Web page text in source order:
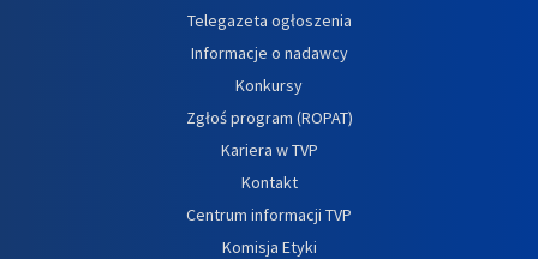
Telegazeta ogłoszenia
Informacje o nadawcy
Konkursy
Zgłoś program (ROPAT)
Kariera w TVP
Kontakt
Centrum informacji TVP
Komisja Etyki